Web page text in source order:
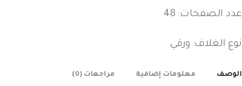
عدد الصفحات: 48
نوع الغلاف: ورقي
الوصف معلومات إضافية مراجعات (0)